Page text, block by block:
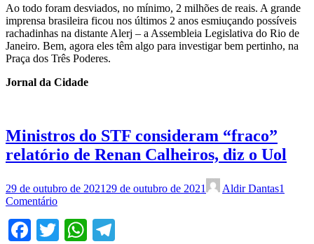
Ao todo foram desviados, no mínimo, 2 milhões de reais. A grande
imprensa brasileira ficou nos últimos 2 anos esmiuçando possíveis
rachadinhas na distante Alerj – a Assembleia Legislativa do Rio de
Janeiro. Bem, agora eles têm algo para investigar bem pertinho, na
Praça dos Três Poderes.
Jornal da Cidade
Ministros do STF consideram “fraco”
relatório de Renan Calheiros, diz o Uol
29 de outubro de 2021 29 de outubro de 2021 Aldir Dantas1
Comentário
Facebook
TwitterWhatsApp